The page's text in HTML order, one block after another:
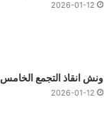
2026-01-12
ونش انقاذ التجمع الخامس
2026-01-12